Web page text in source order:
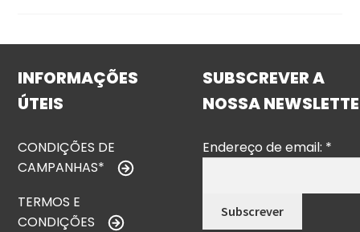
INFORMAÇÕES
ÚTEIS
CONDIÇÕES DE
CAMPANHAS*
TERMOS E
CONDIÇÕES
SUBSCREVER A
NOSSA
Endereço de email: *